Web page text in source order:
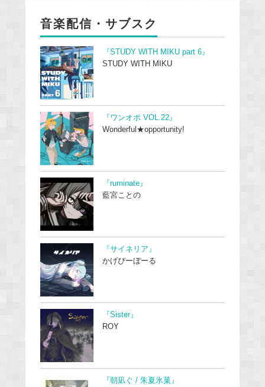
音楽配信・サブスク
『STUDY WITH MIKU part 6』
STUDY WITH MIKU
『ワンオポ VOL.22』
Wonderful★opportunity!
『ruminate』
藍宮ことの
『サイネリア』
かげぴーぼーる
『Sister』
ROY
『朝凪ぐ / 朱夏氷菓』